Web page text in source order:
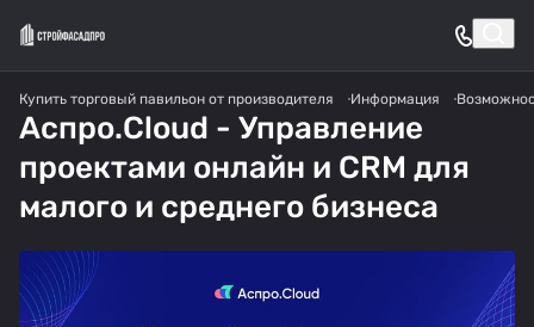
Купить торговый павильон от производителя Информация
Аспро.Cloud - Управление
проектами онлайн и CRM для
малого и среднего бизнеса